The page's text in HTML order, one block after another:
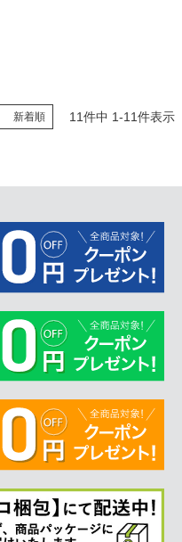
新着順 11件中 1-11件表示